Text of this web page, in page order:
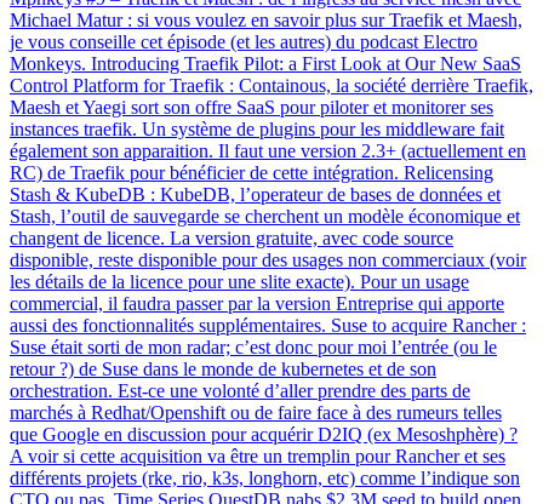
Michael Matur : si vous voulez en savoir plus sur Traefik et Maesh,
je vous conseille cet épisode (et les autres) du podcast Electro
Monkeys. Introducing Traefik Pilot: a First Look at Our New SaaS
Control Platform for Traefik : Containous, la société derrière Traefik,
Maesh et Yaegi sort son offre SaaS pour piloter et monitorer ses
instances traefik. Un système de plugins pour les middleware fait
également son apparaition. Il faut une version 2.3+ (actuellement en
RC) de Traefik pour bénéficier de cette intégration. Relicensing
Stash & KubeDB : KubeDB, l’operateur de bases de données et
Stash, l’outil de sauvegarde se cherchent un modèle économique et
changent de licence. La version gratuite, avec code source
disponible, reste disponible pour des usages non commerciaux (voir
les détails de la licence pour une slite exacte). Pour un usage
commercial, il faudra passer par la version Entreprise qui apporte
aussi des fonctionnalités supplémentaires. Suse to acquire Rancher :
Suse était sorti de mon radar; c’est donc pour moi l’entrée (ou le
retour ?) de Suse dans le monde de kubernetes et de son
orchestration. Est-ce une volonté d’aller prendre des parts de
marchés à Redhat/Openshift ou de faire face à des rumeurs telles
que Google en discussion pour acquérir D2IQ (ex Mesoshphère) ?
A voir si cette acquisition va être un tremplin pour Rancher et ses
différents projets (rke, rio, k3s, longhorn, etc) comme l’indique son